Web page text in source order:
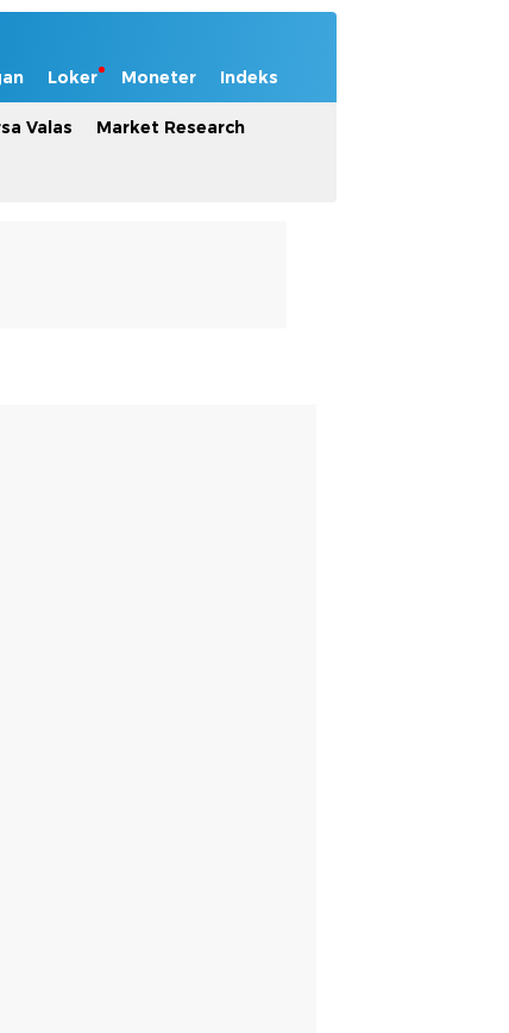
Loker Moneter Indeks
Valas Market Research